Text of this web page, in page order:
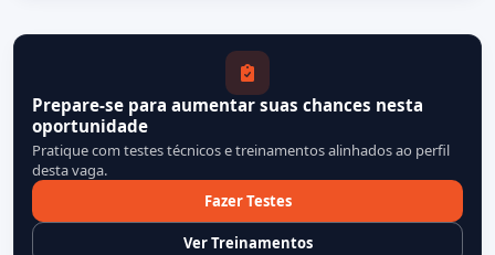
Prepare-se para aumentar suas chances nesta
oportunidade
Pratique com testes técnicos e treinamentos alinhados ao perfil
desta vaga.
Fazer Testes
Ver Treinamentos